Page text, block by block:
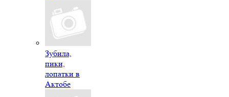
Зубила,
пики,
лопатки в
Актобе